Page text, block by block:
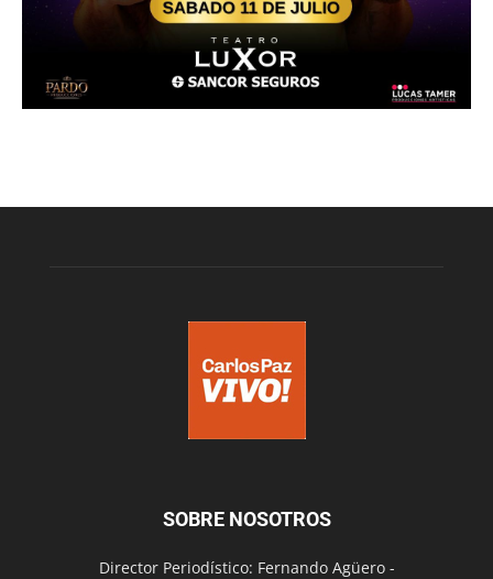
SOBRE NOSOTROS
Director Periodístico: Fernando Agüero -